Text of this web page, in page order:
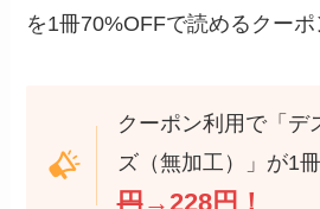
を1冊70%OFFで読めるクーポ
クーポン利用で「デ
ズ（無加工）」が1冊
円→228円！